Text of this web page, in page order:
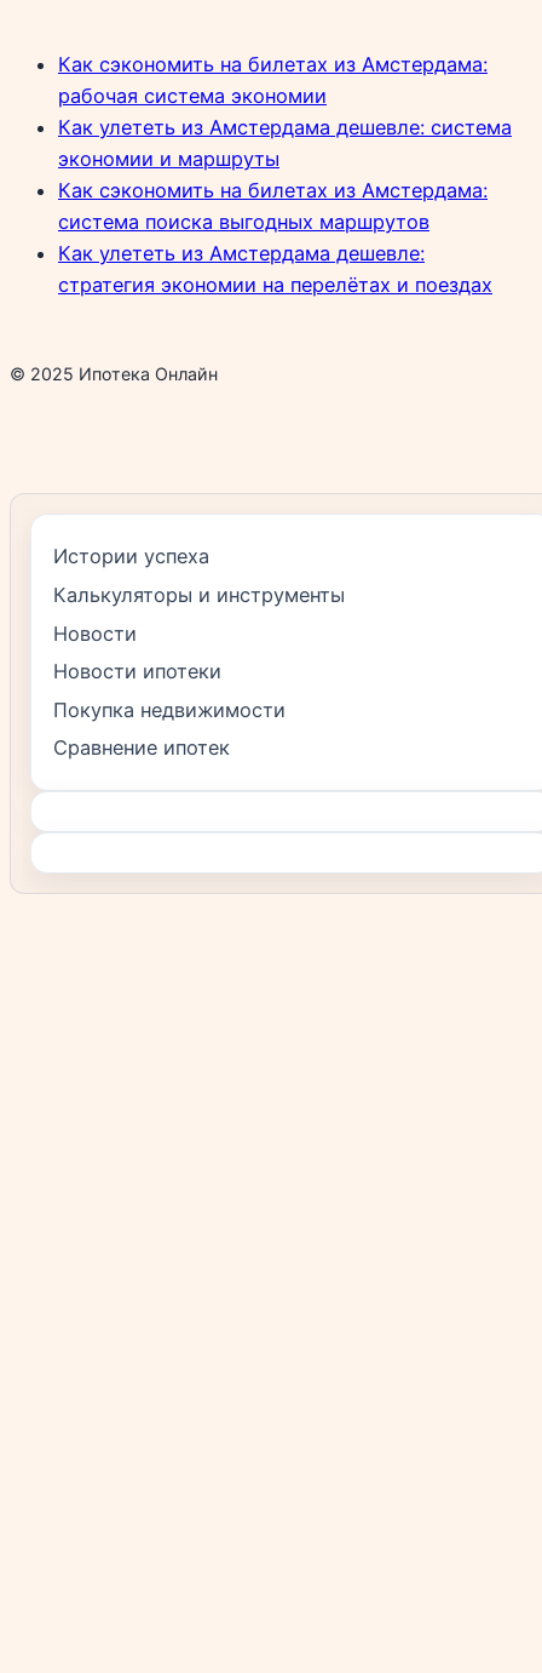
Как сэкономить на билетах из Амстердама:
рабочая система экономии
Как улететь из Амстердама дешевле: система
экономии и маршруты
Как сэкономить на билетах из Амстердама:
система поиска выгодных маршрутов
Как улететь из Амстердама дешевле:
стратегия экономии на перелётах и поездах
© 2025 Ипотека Онлайн
Истории успеха
Калькуляторы и инструменты
Новости
Новости ипотеки
Покупка недвижимости
Сравнение ипотек